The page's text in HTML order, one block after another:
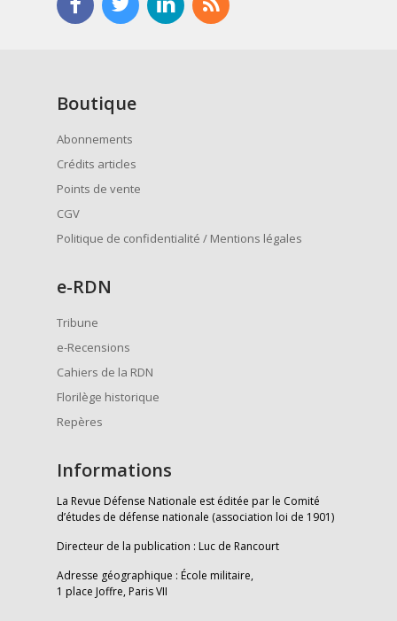
Boutique
Abonnements
Crédits articles
Points de vente
CGV
Politique de confidentialité / Mentions légales
e-RDN
Tribune
e-Recensions
Cahiers de la RDN
Florilège historique
Repères
Informations
La Revue Défense Nationale est éditée par le Comité
d’études de défense nationale (association loi de 1901)
Directeur de la publication : Luc de Rancourt
Adresse géographique : École militaire,
1 place Joffre, Paris VII